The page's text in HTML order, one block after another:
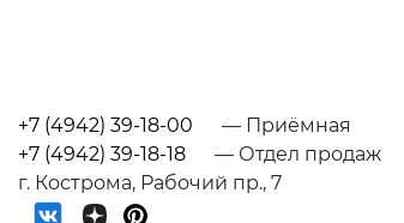
+7 (4942) 39-18-00
— Приёмная
+7 (4942) 39-18-18
— Отдел продаж
г. Кострома, Рабочий пр., 7